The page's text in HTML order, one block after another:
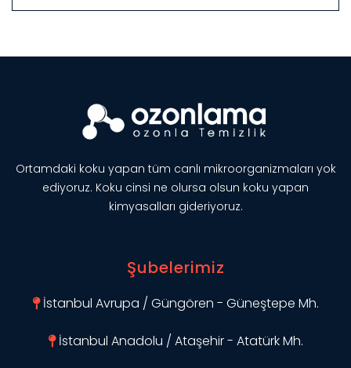
Ortamdaki koku yapan tüm canlı mikroorganizmaları yok
ediyoruz. Koku cinsi ne olursa olsun koku yapan
kimyasalları gideriyoruz.
Şubelerimiz
İstanbul Avrupa / Güngören - Güneştepe Mh.
İstanbul Anadolu / Ataşehir - Atatürk Mh.